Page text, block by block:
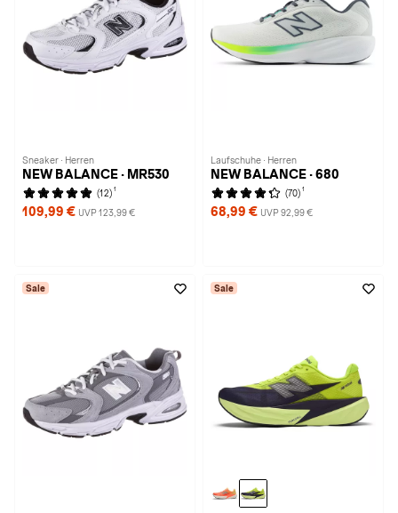
Sneaker · Herren
NEW BALANCE · MR530
(12) 1
109,99 € UVP 123,99 €
Laufschuhe · Herren
NEW BALANCE · 680
(70) 1
68,99 € UVP 92,99 €
Sale Sale